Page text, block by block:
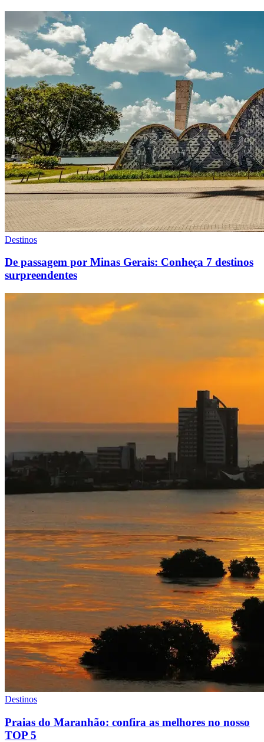
Destinos
De passagem por Minas Gerais: Conheça 7 destinos
surpreendentes
Destinos
Praias do Maranhão: confira as melhores no nosso
TOP 5